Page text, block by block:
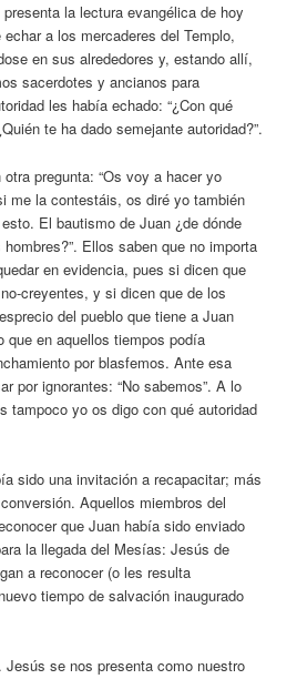
la lectura evangélica de hoy
a los mercaderes del Templo,
en sus alrededores y, estando allí,
sacerdotes y ancianos para
les había echado: “¿Con qué
te ha dado semejante autoridad?”.
pregunta: “Os voy a hacer yo
me la contestáis, os diré yo también
El bautismo de Juan ¿de dónde
Ellos saben que no importa
en evidencia, pues si dicen que
creyentes, y si dicen que de los
del pueblo que tiene a Juan
que en aquellos tiempos podía
por blasfemos. Ante esa
por ignorantes: “No sabemos”. A lo
tampoco yo os digo con qué autoridad
sido una invitación a recapacitar; más
Aquellos miembros del
que Juan había sido enviado
la llegada del Mesías: Jesús de
a reconocer (o les resulta
tiempo de salvación inaugurado
Jesús se nos presenta como nuestro